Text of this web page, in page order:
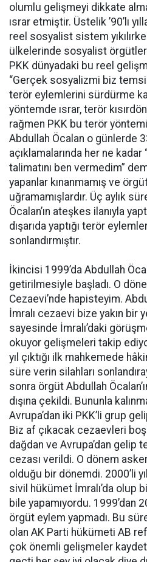
olumlu gelişmeyi dikkate
ısrar etmiştir. Üstelik ’90’lı
reel sosyalist sistem
ülkelerinde sosyalist
PKK dünyadaki bu reel
“Gerçek sosyalizmi biz
terör eylemlerini sürdürme
yöntemde ısrar, terör
rağmen PKK bu terör
Abdullah Öcalan o günlerde
açıklamalarında her ne
talimatını ben vermedim”
yapanlar kınanmamış ve
uğramamışlardır. Üç aylık
Öcalan’ın ateşkes ilanıyla
dışarıda yaptığı terör
sonlandırmıştır.
İkincisi 1999’da Abdullah
getirilmesiyle başladı. O
Cezaevi’nde hapisteyim.
İmralı cezaevi bize yakın bir
sayesinde İmralı’daki
okuyor gelişmeleri takip
yıl çıktığı ilk mahkemede
süre verin silahları
sonra örgüt Abdullah
dışına çekildi. Bununla
Avrupa’dan iki PKK’li grup
Biz af çıkacak cezaevleri
dağdan ve Avrupa’dan gelip
cezası verildi. O dönem
olduğu bir dönemdi. 2000’li
sivil hükümet İmralı’da olup
bile yapamıyordu. 1999’dan
örgüt eylem yapmadı. Bu
olan AK Parti hükümeti AB
çok önemli gelişmeler